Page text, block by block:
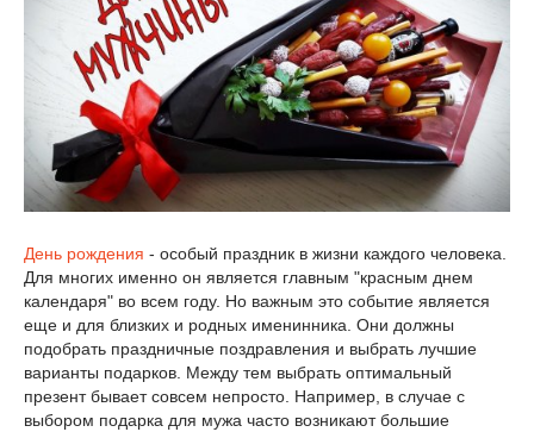
День рождения - особый праздник в жизни каждого человека.
Для многих именно он является главным "красным днем
календаря" во всем году. Но важным это событие является
еще и для близких и родных именинника. Они должны
подобрать праздничные поздравления и выбрать лучшие
варианты подарков. Между тем выбрать оптимальный
презент бывает совсем непросто. Например, в случае с
выбором подарка для мужа часто возникают большие